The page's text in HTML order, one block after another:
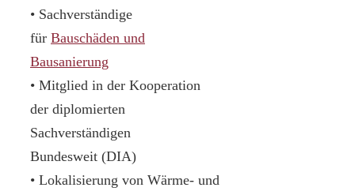
• Sachverständige
für Bauschäden und
Bausanierung
• Mitglied in der Kooperation
der diplomierten
Sachverständigen
Bundesweit (DIA)
• Lokalisierung von Wärme- und